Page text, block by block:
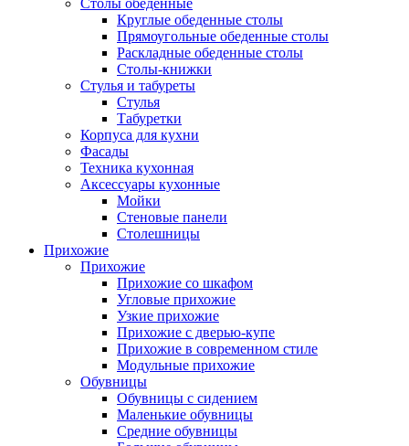
Столы обеденные
Круглые обеденные столы
Прямоугольные обеденные столы
Раскладные обеденные столы
Столы-книжки
Стулья и табуреты
Стулья
Табуретки
Корпуса для кухни
Фасады
Техника кухонная
Аксессуары кухонные
Мойки
Стеновые панели
Столешницы
Прихожие
Прихожие
Прихожие со шкафом
Угловые прихожие
Узкие прихожие
Прихожие с дверью-купе
Прихожие в современном стиле
Модульные прихожие
Обувницы
Обувницы с сидением
Маленькие обувницы
Средние обувницы